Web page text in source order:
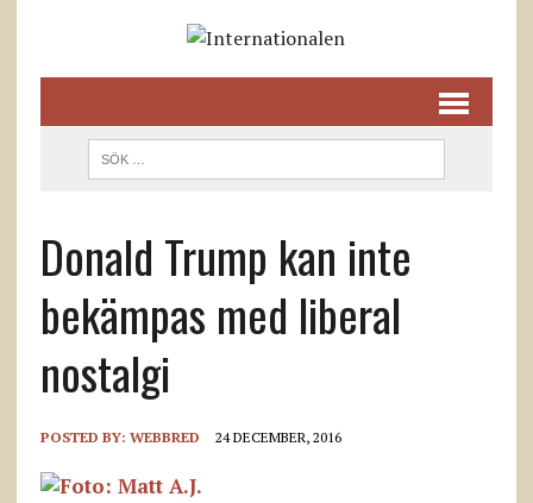
Donald Trump kan inte
bekämpas med liberal
nostalgi
POSTED BY: WEBBRED 24 DECEMBER, 2016